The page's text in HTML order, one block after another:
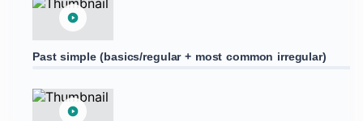
Past simple (basics/regular + most common irregular)